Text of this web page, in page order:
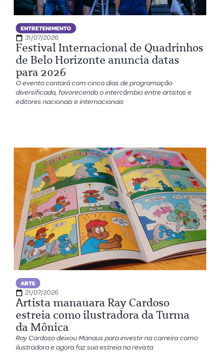
ENTRETENIMENTO
31/07/2026
Festival Internacional de Quadrinhos
de Belo Horizonte anuncia datas
para 2026
O evento contará com cinco dias de programação
diversificada, favorecendo o intercâmbio entre artistas e
editores nacionais e internacionais
ARTE
21/07/2026
Artista manauara Ray Cardoso
estreia como ilustradora da Turma
da Mônica
Ray Cardoso deixou Manaus para investir na carreira como
ilustradora e agora faz sua estreia na revista